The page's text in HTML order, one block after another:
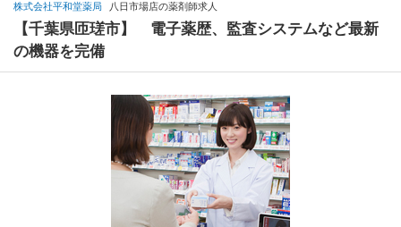
株式会社平和堂薬局 八日市場店の薬剤師求人
【千葉県匝瑳市】 電子薬歴、監査システムなど最新
の機器を完備